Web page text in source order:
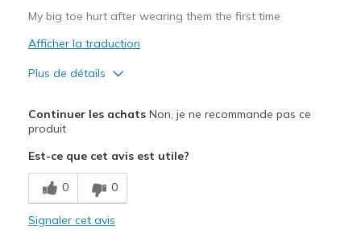
Sizing
Feels true to size
View On Shoes
Shoes are for Wearing
My big toe hurt after wearing them the first time
Afficher la traduction
Plus de détails
Casual Wear
Width
Feels true to width
Sizing
View On Shoes
Continuer les achatsNon, je ne recommande pas ce
produit
Est-ce que cet avis est utile?
0 0
Signaler cet avis